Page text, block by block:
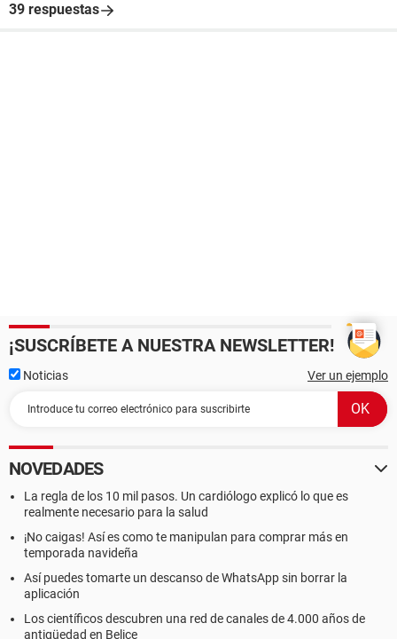
39 respuestas
¡SUSCRÍBETE A NUESTRA NEWSLETTER!
Noticias Ver un ejemplo
NOVEDADES
La regla de los 10 mil pasos. Un cardiólogo explicó lo que es
realmente necesario para la salud
¡No caigas! Así es como te manipulan para comprar más en
temporada navideña
Así puedes tomarte un descanso de WhatsApp sin borrar la
aplicación
Los científicos descubren una red de canales de 4.000 años de
antigüedad en Belice